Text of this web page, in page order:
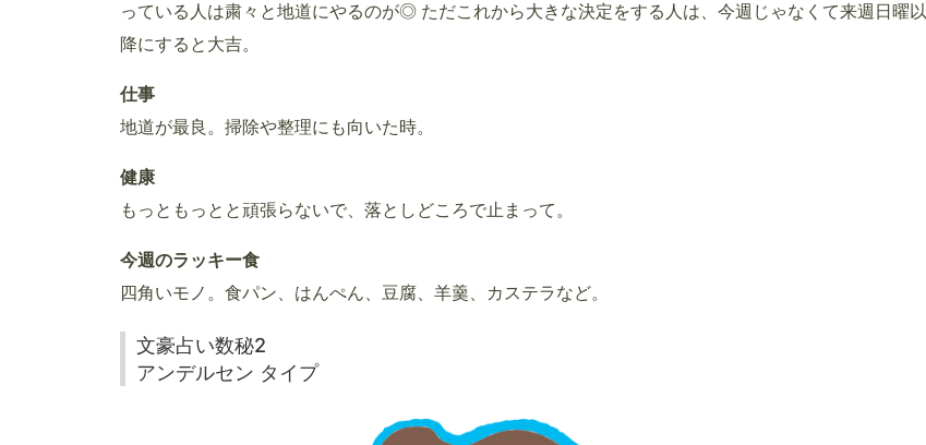
っている人は粛々と地道にやるのが◎ ただこれから大きな決定をする人は、今週じゃなくて来週日曜以
降にすると大吉。
仕事
地道が最良。掃除や整理にも向いた時。
健康
もっともっとと頑張らないで、落としどころで止まって。
今週のラッキー食
四角いモノ。食パン、はんぺん、豆腐、羊羹、カステラなど。
文豪占い数秘2
アンデルセン タイプ